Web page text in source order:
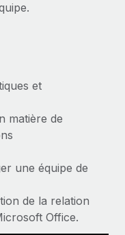
et
matière de
une équipe de
de la relation
Office.